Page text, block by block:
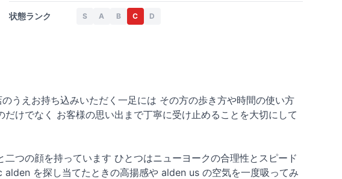
状態ランク S A B C D
うえお持ち込みいただく一足には その方の歩き方や時間の使い方
けでなく お客様の思い出まで丁寧に受け止めることを大切にして
つの顔を持っています ひとつはニューヨークの合理性とスピード
を探し当てたときの高揚感や alden us の空気を一度吸ってみ